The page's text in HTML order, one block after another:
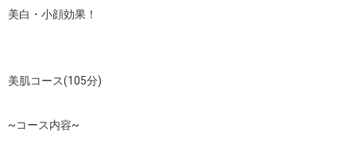
美白・小顔効果！
美肌コース(105分)
~コース内容~